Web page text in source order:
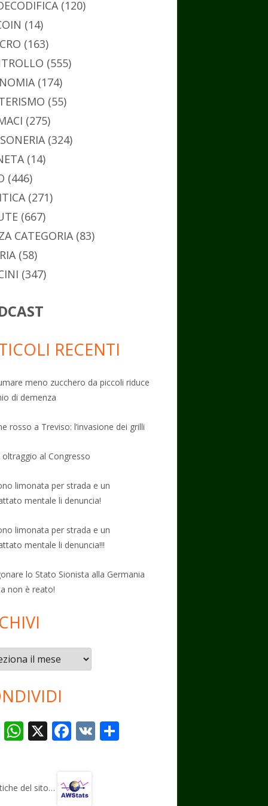
(120)
(14)
(163)
(555)
(174)
(55)
(275)
(324)
(14)
(446)
(271)
(667)
CATEGORIA(83)
(58)
(347)
RECENTI
meno zucchero da piccoli riduce
di demenza
rosso a Treviso: l’invasione dei grilli
oltraggio al Congresso
limonata per strada e un
mentale li denuncia!
limonata per strada e un
mentale li denuncia!!!
lo Stato Sionista alla Germania
non è reato!
T
gr
W
s
X F
b
V
del sito…